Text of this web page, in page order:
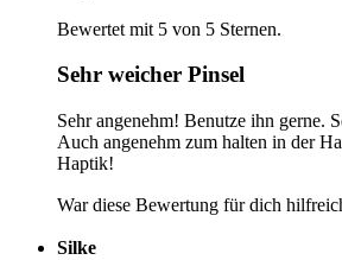
Bewertet mit 5 von 5 Sternen.
Sehr weicher Pinsel
Sehr angenehm! Benutze ihn gerne.
Auch angenehm zum halten in der
Haptik!
War diese Bewertung für dich
Silke